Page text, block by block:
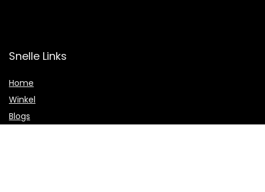
Snelle Links
Home
Winkel
Blogs